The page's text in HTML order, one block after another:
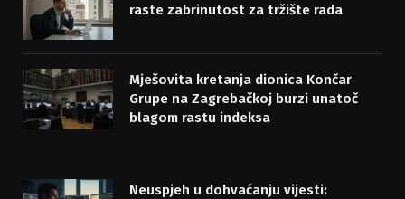
raste zabrinutost za tržište rada
Mješovita kretanja dionica Končar
Grupe na Zagrebačkoj burzi unatoč
blagom rastu indeksa
Neuspjeh u dohvaćanju vijesti: